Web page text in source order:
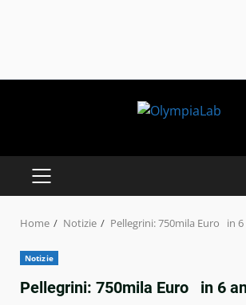
PRIMARY
MENU
Home Notizie Pellegrini: 750mila Euro in 6
Notizie
Pellegrini: 750mila Euro in 6